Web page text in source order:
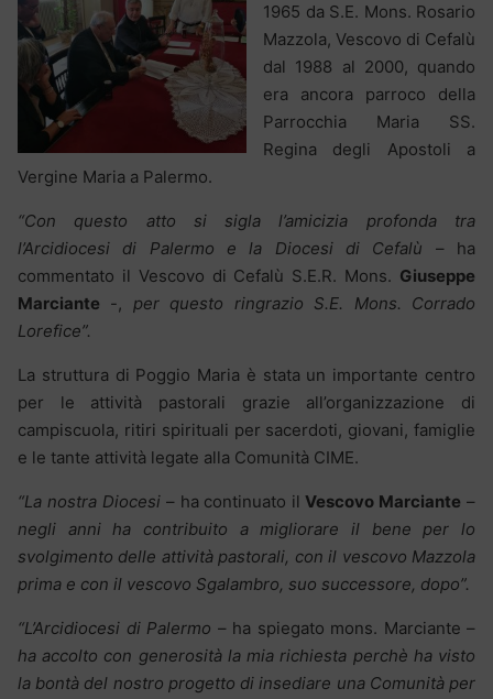
1965 da S.E. Mons. Rosario
Mazzola, Vescovo di Cefalù
dal 1988 al 2000, quando
era ancora parroco della
Parrocchia Maria SS.
Regina degli Apostoli a
Vergine Maria a Palermo.
“Con questo atto si sigla l’amicizia profonda tra
l’Arcidiocesi di Palermo e la Diocesi di Cefalù – ha
commentato il Vescovo di Cefalù S.E.R. Mons. Giuseppe
Marciante -, per questo ringrazio S.E. Mons. Corrado
Lorefice”.
La struttura di Poggio Maria è stata un importante centro
per le attività pastorali grazie all’organizzazione di
campiscuola, ritiri spirituali per sacerdoti, giovani, famiglie
e le tante attività legate alla Comunità CIME.
“La nostra Diocesi– ha continuato il Vescovo Marciante –
negli anni ha contribuito a migliorare il bene per lo
svolgimento delle attività pastorali, con il vescovo Mazzola
prima e con il vescovo Sgalambro, suo successore, dopo”.
“L’Arcidiocesi di Palermo – ha spiegato mons. Marciante –
ha accolto con generosità la mia richiesta perchè ha visto
la bontà del nostro progetto di insediare una Comunità per